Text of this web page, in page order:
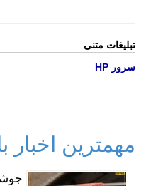
تبلیغات متنی
سرور HP
مهمترین اخبار